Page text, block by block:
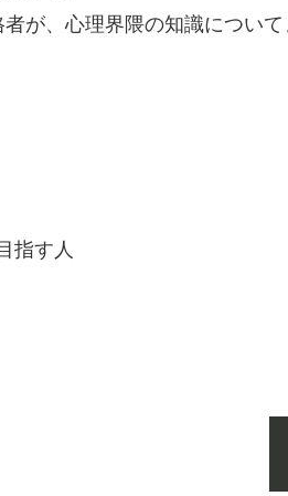
が、心理界隈の知識について
指す人